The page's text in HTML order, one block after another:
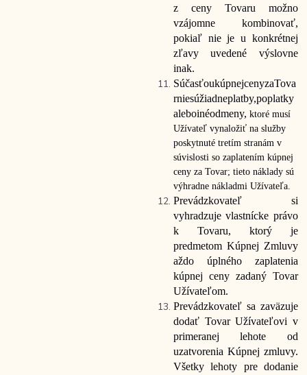
z ceny Tovaru možno
vzájomne kombinovať,
pokiaľ nie je u konkrétnej
zľavy uvedené výslovne
inak.
SúčasťoukúpnejcenyzaTova
rniesúžiadneplatby,poplatky
aleboinéodmeny,ktoré musí
Užívateľ vynaložiť na služby
poskytnuté tretím stranám v
súvislosti so zaplatením kúpnej
ceny za Tovar; tieto náklady sú
výhradne nákladmi Užívateľa.
Prevádzkovateľ si
vyhradzuje vlastnícke právo
k Tovaru, ktorý je
predmetom Kúpnej Zmluvy
aždo úplného zaplatenia
kúpnej ceny zadaný Tovar
Užívateľom.
Prevádzkovateľ sa zaväzuje
dodať Tovar Užívateľovi v
primeranej lehote od
uzatvorenia Kúpnej zmluvy.
Všetky lehoty pre dodanie